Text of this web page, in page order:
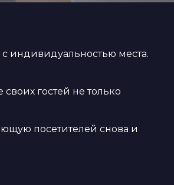
индивидуальностью места.
своих гостей не только
посетителей снова и